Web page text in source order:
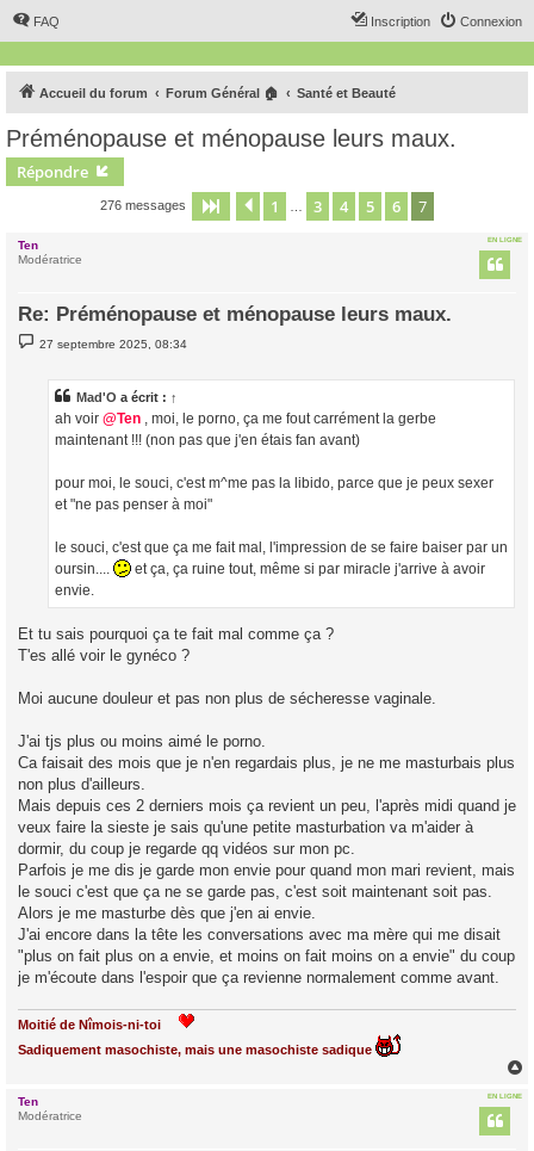
FAQ Connexion
Inscription
Accueil du forum Forum Général 🏠 Santé et Beauté
Préménopause et ménopause leurs maux.
Répondre
276 messages Page sur
Précédent
1 3 4 5 6 7
EN LIGNE
Ten
Modératrice
Re: Préménopause et ménopause leurs maux.
M
e
27 septembre 2025, 08:34
Mad'O a écrit : ↑
ah voir @Ten , moi, le porno, ça me fout carrément la gerbe
maintenant !!! (non pas que j'en étais fan avant)
pour moi, le souci, c'est m^me pas la libido, parce que je peux sexer
et "ne pas penser à moi"
le souci, c'est que ça me fait mal, l'impression de se faire baiser par un
oursin....
et ça, ça ruine tout, même si par miracle j'arrive à avoir
envie.
Et tu sais pourquoi ça te fait mal comme ça ?
T'es allé voir le gynéco ?
Moi aucune douleur et pas non plus de sécheresse vaginale.
J'ai tjs plus ou moins aimé le porno.
Ca faisait des mois que je n'en regardais plus, je ne me masturbais plus
non plus d'ailleurs.
Mais depuis ces 2 derniers mois ça revient un peu, l'après midi quand je
veux faire la sieste je sais qu'une petite masturbation va m'aider à
dormir, du coup je regarde qq vidéos sur mon pc.
Parfois je me dis je garde mon envie pour quand mon mari revient, mais
le souci c'est que ça ne se garde pas, c'est soit maintenant soit pas.
Alors je me masturbe dès que j'en ai envie.
J'ai encore dans la tête les conversations avec ma mère qui me disait
"plus on fait plus on a envie, et moins on fait moins on a envie" du coup
je m'écoute dans l'espoir que ça revienne normalement comme avant.
Moitié de Nîmois-ni-toi
Sadiquement masochiste, mais une masochiste sadique
EN LIGNE
Ten
Modératrice